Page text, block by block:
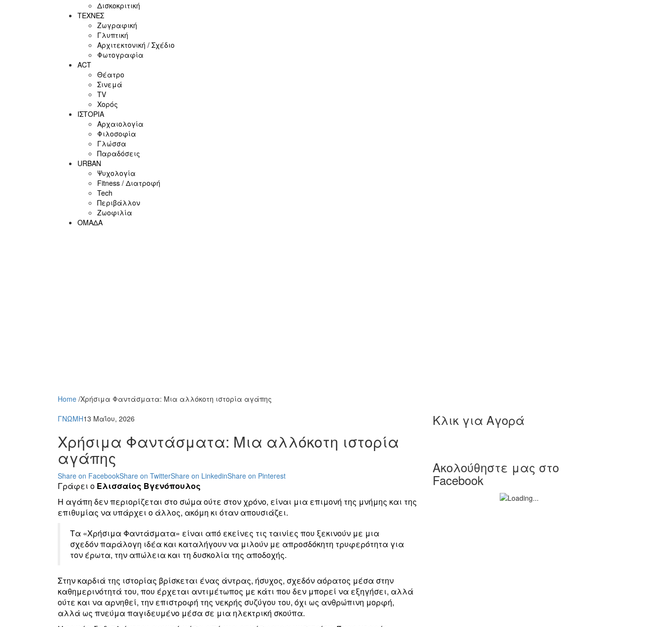
Δισκοκριτική
ΤΕΧΝΕΣ
Ζωγραφική
Γλυπτική
Αρχιτεκτονική / Σχέδιο
Φωτογραφία
ACT
Θέατρο
Σινεμά
ΤV
Χορός
ΙΣΤΟΡΙΑ
Αρχαιολογία
Φιλοσοφία
Γλώσσα
Παραδόσεις
URBAN
Ψυχολογία
Fitness / Διατροφή
Tech
Περιβάλλον
Ζωοφιλία
ΟΜΑΔΑ
Home /Χρήσιμα Φαντάσματα: Μια αλλόκοτη ιστορία αγάπης
ΓΝΩΜΗ13 Μαΐου, 2026
Χρήσιμα Φαντάσματα: Μια αλλόκοτη ιστορία
αγάπης
Share on FacebookShare on TwitterShare on LinkedinShare on Pinterest
Γράφει ο Ελισσαίος Βγενόπουλος
Η αγάπη δεν περιορίζεται στο σώμα ούτε στον χρόνο, είναι μια επιμονή της μνήμης και της
επιθυμίας να υπάρχει ο άλλος, ακόμη κι όταν απουσιάζει.
Τα «Χρήσιμα Φαντάσματα» είναι από εκείνες τις ταινίες που ξεκινούν με μια
σχεδόν παράλογη ιδέα και καταλήγουν να μιλούν με απροσδόκητη τρυφερότητα για
τον έρωτα, την απώλεια και τη δυσκολία της αποδοχής.
Στην καρδιά της ιστορίας βρίσκεται ένας άντρας, ήσυχος, σχεδόν αόρατος μέσα στην
καθημερινότητά του, που έρχεται αντιμέτωπος με κάτι που δεν μπορεί να εξηγήσει, αλλά
ούτε και να αρνηθεί, την επιστροφή της νεκρής συζύγου του, όχι ως ανθρώπινη μορφή,
αλλά ως πνεύμα παγιδευμένο μέσα σε μια ηλεκτρική σκούπα.
Κλικ για Αγορά
Ακολούθηστε μας στο
Facebook